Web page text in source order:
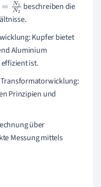
2= N1N beschreiben die
Kupfer bietet
Aluminium
ist.
Prinzipien und
über
Messung mittels